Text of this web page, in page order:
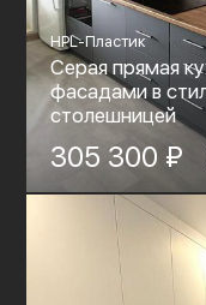
HPL-Пластик
Серая прямая
фасадами в
столешницей
305 300 ₽